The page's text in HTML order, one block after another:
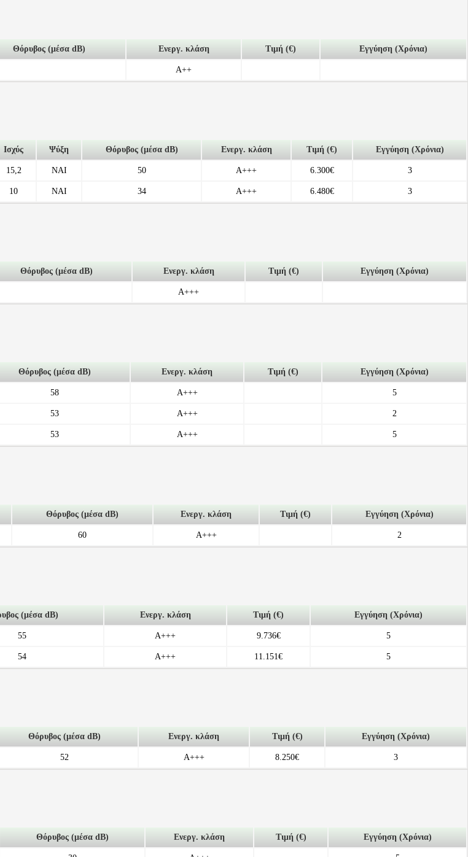
Θόρυβος (μέσα dB) Ενεργ. κλάση Τιμή (€) Εγγύηση (Χρόνια)
A++
Ισχύς Ψύξη Θόρυβος (μέσα dB) Ενεργ. κλάση Τιμή (€) Εγγύηση (Χρόνια)
15,2 NAI 50 A+++ 6.300€ 3
10 NAI 34 A+++ 6.480€ 3
Θόρυβος (μέσα dB) Ενεργ. κλάση Τιμή (€) Εγγύηση (Χρόνια)
A+++
Θόρυβος (μέσα dB) Ενεργ. κλάση Τιμή (€) Εγγύηση (Χρόνια)
58 A+++ 5
53 A+++ 2
53 A+++ 5
Θόρυβος (μέσα dB) Ενεργ. κλάση Τιμή (€) Εγγύηση (Χρόνια)
60 A+++ 2
(μέσα dB) Ενεργ. κλάση Τιμή (€) Εγγύηση (Χρόνια)
55 A+++ 9.736€ 5
54 A+++ 11.151€ 5
Θόρυβος (μέσα dB) Ενεργ. κλάση Τιμή (€) Εγγύηση (Χρόνια)
52 A+++ 8.250€ 3
Θόρυβος (μέσα dB) Ενεργ. κλάση Τιμή (€) Εγγύηση (Χρόνια)